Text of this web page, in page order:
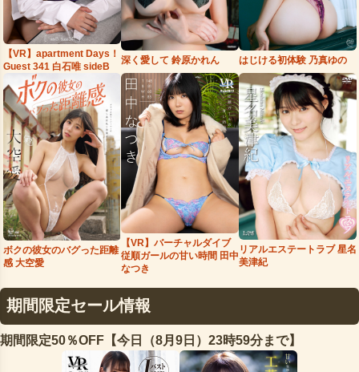
【VR】apartment Days！
Guest 341 白石唯 sideB
深く愛して 鈴原かれん はじける初体験 乃真ゆの
ボクの彼女のバグった距離
感 大空愛
【VR】バーチャルダイブ
従順ガールの甘い時間 田中
なつき
リアルエステートラブ 星名
美津紀
期間限定セール情報
期間限定50％OFF【今日（8月9日）23時59分まで】